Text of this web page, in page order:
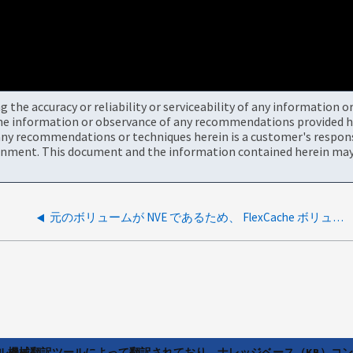
the accuracy or reliability or serviceability of any information
information or observance of any recommendations provided
or techniques herein is a customer's
This document and the information contained herein
元のボリュームが NVE であるため、 FlexCache ボリュームを作成できません